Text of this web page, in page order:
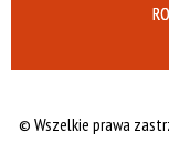
© Wszelkie prawa